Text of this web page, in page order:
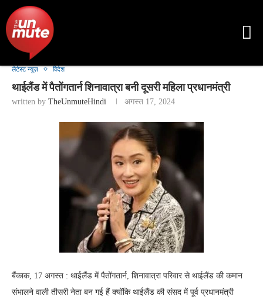
लेटेस्ट न्यूज़ विदेश
थाईलैंड में पैतोंगतार्न शिनावात्रा बनी दूसरी महिला प्रधानमंत्री
written by TheUnmuteHindi अगस्त 17, 2024
बैंकाक, 17 अगस्त : थाईलैंड में पैतोंगतार्न, शिनावात्रा परिवार से थाईलैंड की कमान
संभालने वाली तीसरी नेता बन गई हैं क्योंकि थाईलैंड की संसद में पूर्व प्रधानमंत्री